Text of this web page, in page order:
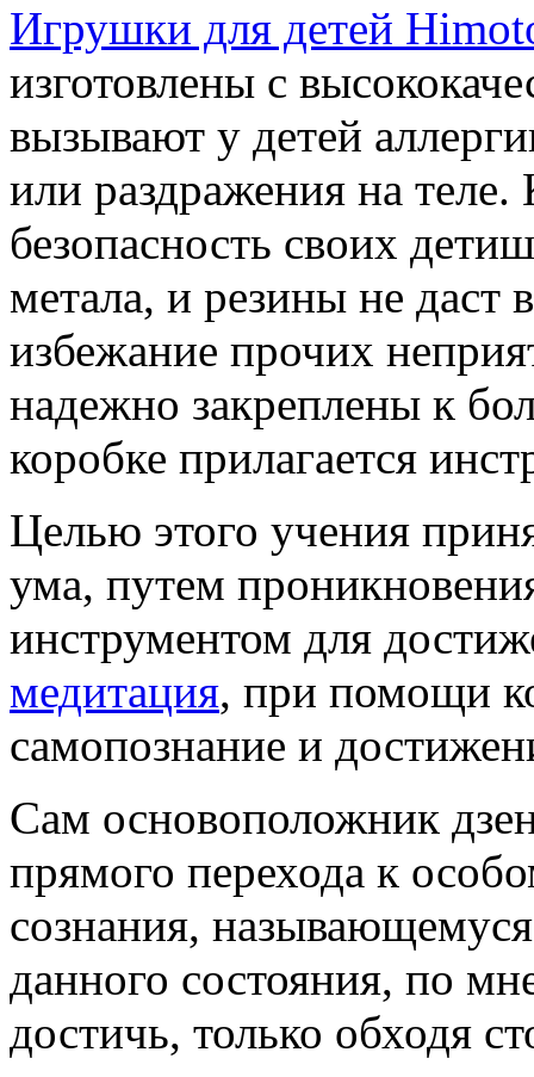
Игрушки для детей
изготовлены с
вызывают у детей
или раздражения на
безопасность своих
метала, и резины не даст
избежание прочих
надежно закреплены к
коробке прилагается
Целью этого учения
ума, путем
инструментом для
медитация, при помощи
самопознание и
Сам основоположник
прямого перехода к
сознания,
данного состояния, по
достичь, только обходя